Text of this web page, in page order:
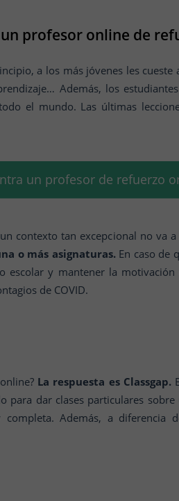
un profesor online de
a los más jóvenes les
Además, los
el mundo. Las últimas
un profesor de refuerzo
contexto tan excepcional no va
o más asignaturas.En caso de
escolar y mantener la
de COVID.
La respuesta es Classgap.
para dar clases particulares
Además, a diferencia